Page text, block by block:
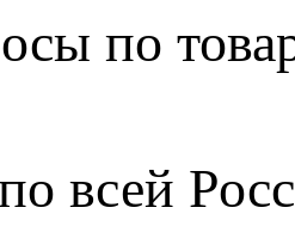
по
всей